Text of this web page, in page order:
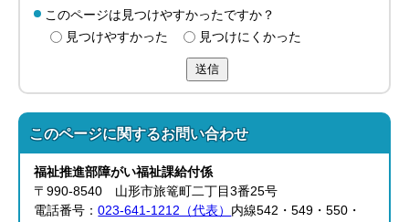
このページは見つけやすかったですか？
見つけやすかった
見つけにくかった
送信
このページに関するお問い合わせ
福祉推進部障がい福祉課給付係
〒990-8540 山形市旅篭町二丁目3番25号
電話番号：023-641-1212（代表） 内線542・549・550・